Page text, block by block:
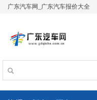
广东汽车网_广东汽车报价大全